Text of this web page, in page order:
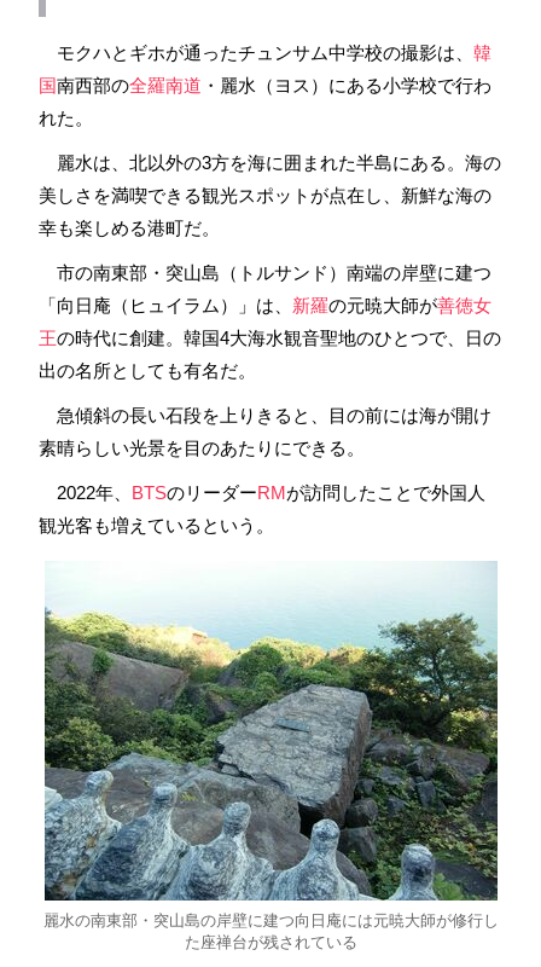
モクハとギホが通ったチュンサム中学校の撮影は、 韓
国南西部の全羅南道 ・麗水（ヨス）にある小学校で行わ
れた。
麗水は、北以外の3方を海に囲まれた半島にある。海の
美しさを満喫できる観光スポットが点在し、新鮮な海の
幸も楽しめる港町だ。
市の南東部・突山島（トルサンド）南端の岸壁に建つ
「向日庵（ヒュイラム）」は、 新羅の元暁大師が善徳女
王の時代に創建。韓国4大海水観音聖地のひとつで、日の
出の名所としても有名だ。
急傾斜の長い石段を上りきると、目の前には海が開け
素晴らしい光景を目のあたりにできる。
2022年、 BTSのリーダーRMが訪問したことで外国人
観光客も増えているという。
麗水の南東部・突山島の岸壁に建つ向日庵には元暁大師が修行し
た座禅台が残されている